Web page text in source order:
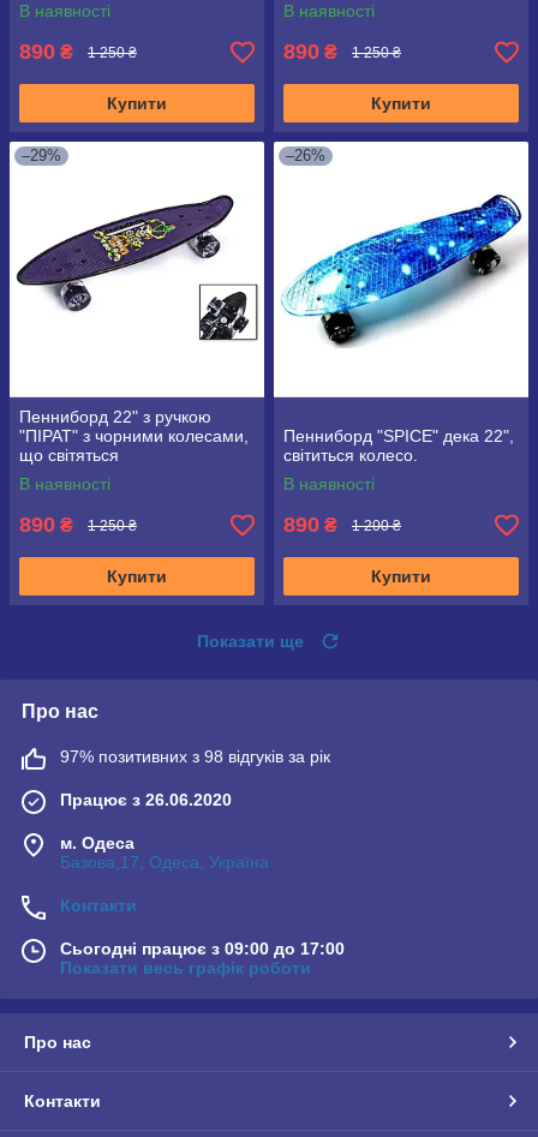
В наявності
890 ₴ 1 250 ₴
Купити
В наявності
890 ₴ 1 250 ₴
Купити
–29%
Пенниборд 22" з ручкою
"ПІРАТ" з чорними колесами,
що світяться
В наявності
890 ₴ 1 250 ₴
Купити
–26%
Пенниборд "SPICE" дека 22",
світиться колесо.
В наявності
890 ₴ 1 200 ₴
Купити
Показати ще
Про нас
97% позитивних з 98 відгуків за рік
Працює з 26.06.2020
м. Одеса
Базова,17, Одеса, Україна
Контакти
Сьогодні працює з 09:00 до 17:00
Показати весь графік роботи
Про нас
Контакти